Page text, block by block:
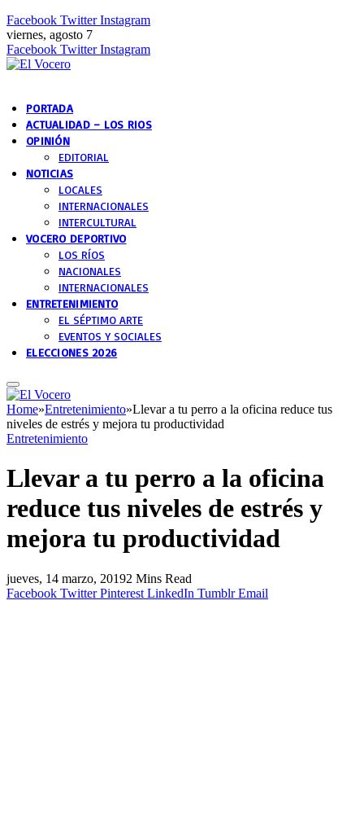
Facebook Twitter Instagram
viernes, agosto 7
Facebook Twitter Instagram
PORTADA
ACTUALIDAD – LOS RIOS
OPINIÓN
EDITORIAL
NOTICIAS
LOCALES
INTERNACIONALES
INTERCULTURAL
VOCERO DEPORTIVO
LOS RÍOS
NACIONALES
INTERNACIONALES
ENTRETENIMIENTO
EL SÉPTIMO ARTE
EVENTOS Y SOCIALES
ELECCIONES 2026
Home»Entretenimiento»Llevar a tu perro a la oficina reduce tus
niveles de estrés y mejora tu productividad
Entretenimiento
Llevar a tu perro a la oficina
reduce tus niveles de estrés y
mejora tu productividad
jueves, 14 marzo, 20192 Mins Read
Facebook Twitter Pinterest LinkedIn Tumblr Email